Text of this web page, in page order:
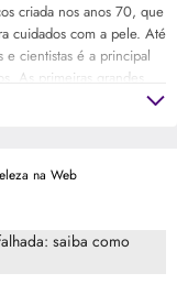
criada nos anos 70, que
cuidados com a pele. Até
e cientistas é a principal
As primeiras grandes
e a solução
na Beleza na Web.
na Web